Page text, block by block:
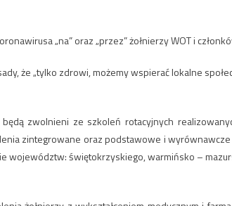
„na” oraz „przez” żołnierzy WOT i
że „tylko zdrowi, możemy wspierać lokalne
zwolnieni ze szkoleń rotacyjnych
zintegrowane oraz podstawowe i wyrównawcze
województw: świętokrzyskiego, warmińsko –